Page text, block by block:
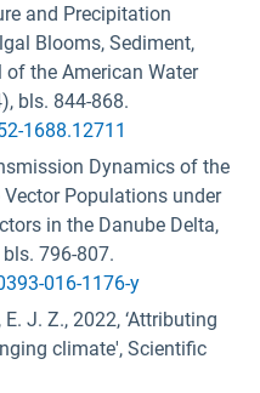
and Precipitation
Blooms, Sediment,
of the American Water
bls. 844-868.
1688.12711
Dynamics of the
Populations under
in the Danube Delta,
796-807.
016-1176-y
J. Z., 2022, ‘Attributing
climate', Scientific